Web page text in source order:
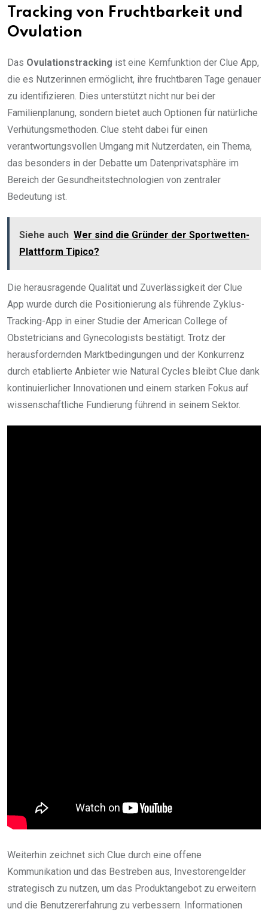
Tracking von Fruchtbarkeit und
Ovulation
Das Ovulationstracking ist eine Kernfunktion der Clue App,
die es Nutzerinnen ermöglicht, ihre fruchtbaren Tage genauer
zu identifizieren. Dies unterstützt nicht nur bei der
Familienplanung, sondern bietet auch Optionen für natürliche
Verhütungsmethoden. Clue steht dabei für einen
verantwortungsvollen Umgang mit Nutzerdaten, ein Thema,
das besonders in der Debatte um Datenprivatsphäre im
Bereich der Gesundheitstechnologien von zentraler
Bedeutung ist.
Siehe auch Wer sind die Gründer der Sportwetten-
Plattform Tipico?
Die herausragende Qualität und Zuverlässigkeit der Clue
App wurde durch die Positionierung als führende Zyklus-
Tracking-App in einer Studie der American College of
Obstetricians and Gynecologists bestätigt. Trotz der
herausfordernden Marktbedingungen und der Konkurrenz
durch etablierte Anbieter wie Natural Cycles bleibt Clue dank
kontinuierlicher Innovationen und einem starken Fokus auf
wissenschaftliche Fundierung führend in seinem Sektor.
Weiterhin zeichnet sich Clue durch eine offene
Kommunikation und das Bestreben aus, Investorengelder
strategisch zu nutzen, um das Produktangebot zu erweitern
und die Benutzererfahrung zu verbessern. Informationen